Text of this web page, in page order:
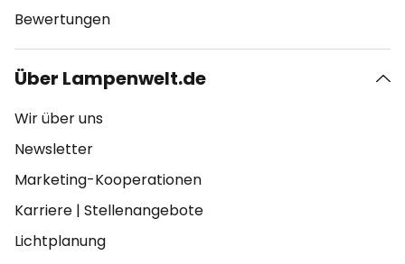
Bewertungen
Über Lampenwelt.de
Wir über uns
Newsletter
Marketing-Kooperationen
Karriere | Stellenangebote
Lichtplanung